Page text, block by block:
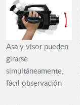
Asa y visor pueden
girarse
simultáneamente,
fácil observación